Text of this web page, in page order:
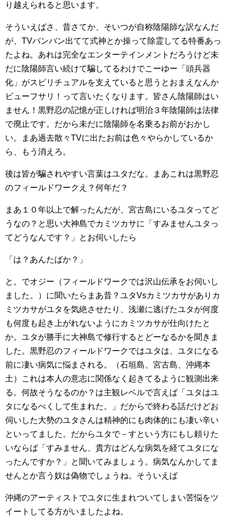
り越えられると思います。
そういえばさ、昔さてか、そいつが自称陰陽師な訳なんだ
が、TVバンバン出てて式神とか操って除霊してる特番あっ
たよね。あれは完全なエンターテインメントだろうけど未
だに陰陽師言い続けて騙してるわけでこーゆー「頭兵器
化」がスピリチュアルを支えていると思うとおまえなんか
ビューフサリ！って言いたくなります。皆さん陰陽師はい
ません！黒野忍の記憶が正しければ明治３年陰陽師は法律
で廃止です。だから未だに陰陽師を名乗るお前がおかし
い。まあ過去散々TVに出たお前は色々やらかしているか
ら、もう消えろ。
後は皆が騙されやすい言葉はユタだな。まあこれは黒野忍
のフィールドワークえ？何年だ？
まあ１０年以上で解ったんだが、宮古島にいるユタってど
うなの？と思い大神島でカミツカサに「すみませんユタっ
てどうなんです？」とお伺いしたら
「は？あんたばか？」
と。でオジー（フィールドワークでは沢山伝承をお伺いし
ました。）に聞いたらまあ昔？ユタVsカミツカサがありカ
ミツカサがユタを気絶させたり、浅瀬に逃げたユタが何度
も何度も起き上がれないようにカミツカサが仕向けたと
か。ユタが勝手に大神島で修行するとどーなるかを聞きま
した。黒野忍のフィールドワークではユタは、ユタになる
前に凄い病気に悩まされる。（石垣島、宮古島、沖縄本
土）これは本人の意志に関係なく起きてるように観測出来
る。何故そうなるのか？は主観レベルで言えば「ユタはユ
タになるべくして生まれた。」だからで終わる話だけどお
伺いした大勢のユタさんは精神的にも肉体的にも凄い辛い
といってました。だからユタで－すという方にもし頼りた
いならば「すみません、貴方はどんな病気を経てユタにな
ったんですか？」と聞いてみましょう。病気なんかしてま
せんとか言う奴は偽物でしょうね。そういえば
沖縄のアーティストでユタに生まれついてしまい苦悩をツ
イートしてる方がいましたよね。